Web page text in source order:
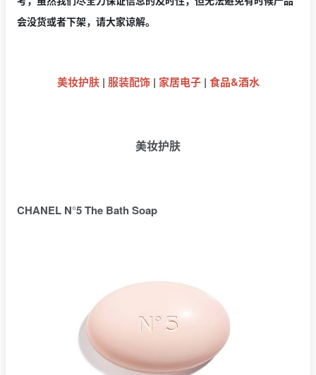
会没货或者下架，请大家谅解。
美妆护肤| 服装配饰| 家居电子| 食品&酒水
美妆护肤
CHANEL N°5 The Bath Soap